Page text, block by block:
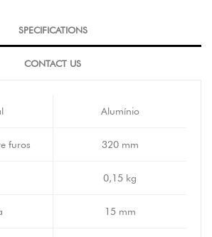
SPECIFICATIONS
CONTACT US
Alumínio
furos 320 mm
0,15 kg
15 mm